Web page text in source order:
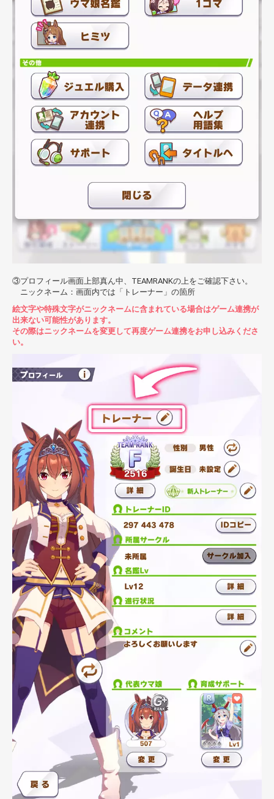
プロフィール画面上部真ん中、TEAMRANKの上をご確認下さい。
ニックネーム：画面内では「トレーナー」の箇所
絵文字や特殊文字がニックネームに含まれている場合はゲーム連携が
出来ない可能性があります。
その際はニックネームを変更して再度ゲーム連携をお申し込みくださ
い。